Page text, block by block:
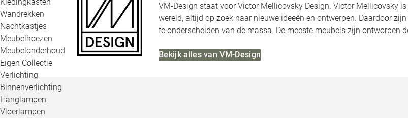
Wandrekken
Nachtkastjes
Meubelhoezen
Meubelonderhoud
Eigen Collectie
Verlichting
Binnenverlichting
Hanglampen
Vloerlampen
VM-Design staat voor Victor Mellicovsky Design. Victor Mellicovsky
wereld, altijd op zoek naar nieuwe ideeën en ontwerpen. Daardoor
te onderscheiden van de massa. De meeste meubels zijn
Bekijk alles van VM-Design